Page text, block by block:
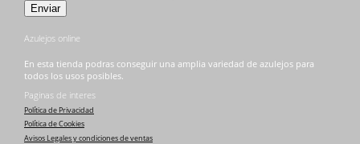
Azulejos online
En esta tienda podras conseguir una amplia variedad de azulejos para
todos los usos posibles.
Paginas de interes
Política de Privacidad
Política de Cookies
Avisos Legales y condiciones de ventas